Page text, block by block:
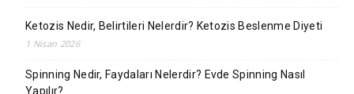
Ketozis Nedir, Belirtileri Nelerdir? Ketozis Beslenme Diyeti
1 Nisan 2026
Spinning Nedir, Faydaları Nelerdir? Evde Spinning Nasıl
Yapılır?